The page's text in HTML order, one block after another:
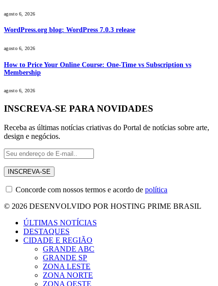
agosto 6, 2026
WordPress.org blog: WordPress 7.0.3 release
agosto 6, 2026
How to Price Your Online Course: One-Time vs Subscription vs
Membership
agosto 6, 2026
INSCREVA-SE PARA NOVIDADES
Receba as últimas notícias criativas do Portal de notícias sobre arte,
design e negócios.
Concorde com nossos termos e acordo de política
© 2026 DESENVOLVIDO POR HOSTING PRIME BRASIL
ÚLTIMAS NOTÍCIAS
DESTAQUES
CIDADE E REGIÃO
GRANDE ABC
GRANDE SP
ZONA LESTE
ZONA NORTE
ZONA OESTE